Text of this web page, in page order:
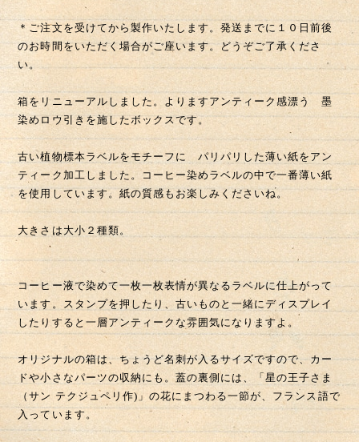
染めロウ引きを施したボックスです。
古い植物標本ラベルをモチーフに パリパリした薄い紙をアン
ティーク加工しました。コーヒー染めラベルの中で一番薄い紙
を使用しています。紙の質感もお楽しみくださいね。
大きさは大小２種類。
コーヒー液で染めて一枚一枚表情が異なるラベルに仕上がって
います。スタンプを押したり、古いものと一緒にディスプレイ
したりすると一層アンティークな雰囲気になりますよ。
オリジナルの箱は、ちょうど名刺が入るサイズですので、カー
ドや小さなパーツの収納にも。蓋の裏側には、「星の王子さま
（サン テクジュペリ作)」の花にまつわる一節が、フランス語で
入っています。
Ce qui m'émeut si fort de ce petit prince endormi,, c'est sa
fidélité pour une fleur, c'est l'image d'une rose qui rayonne en
lui comme la flamme d'une lampe, même quand il dort
- Antoine de Saint-Exupéry -
眠っている王子様についてこれほど強く私を感動させるのは、